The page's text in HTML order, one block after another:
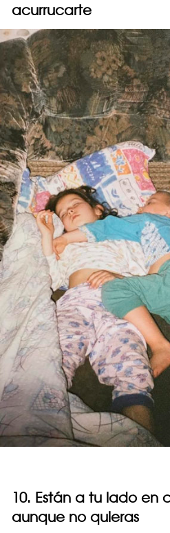
acurrucarte
10. Están a tu lado en
aunque no quieras